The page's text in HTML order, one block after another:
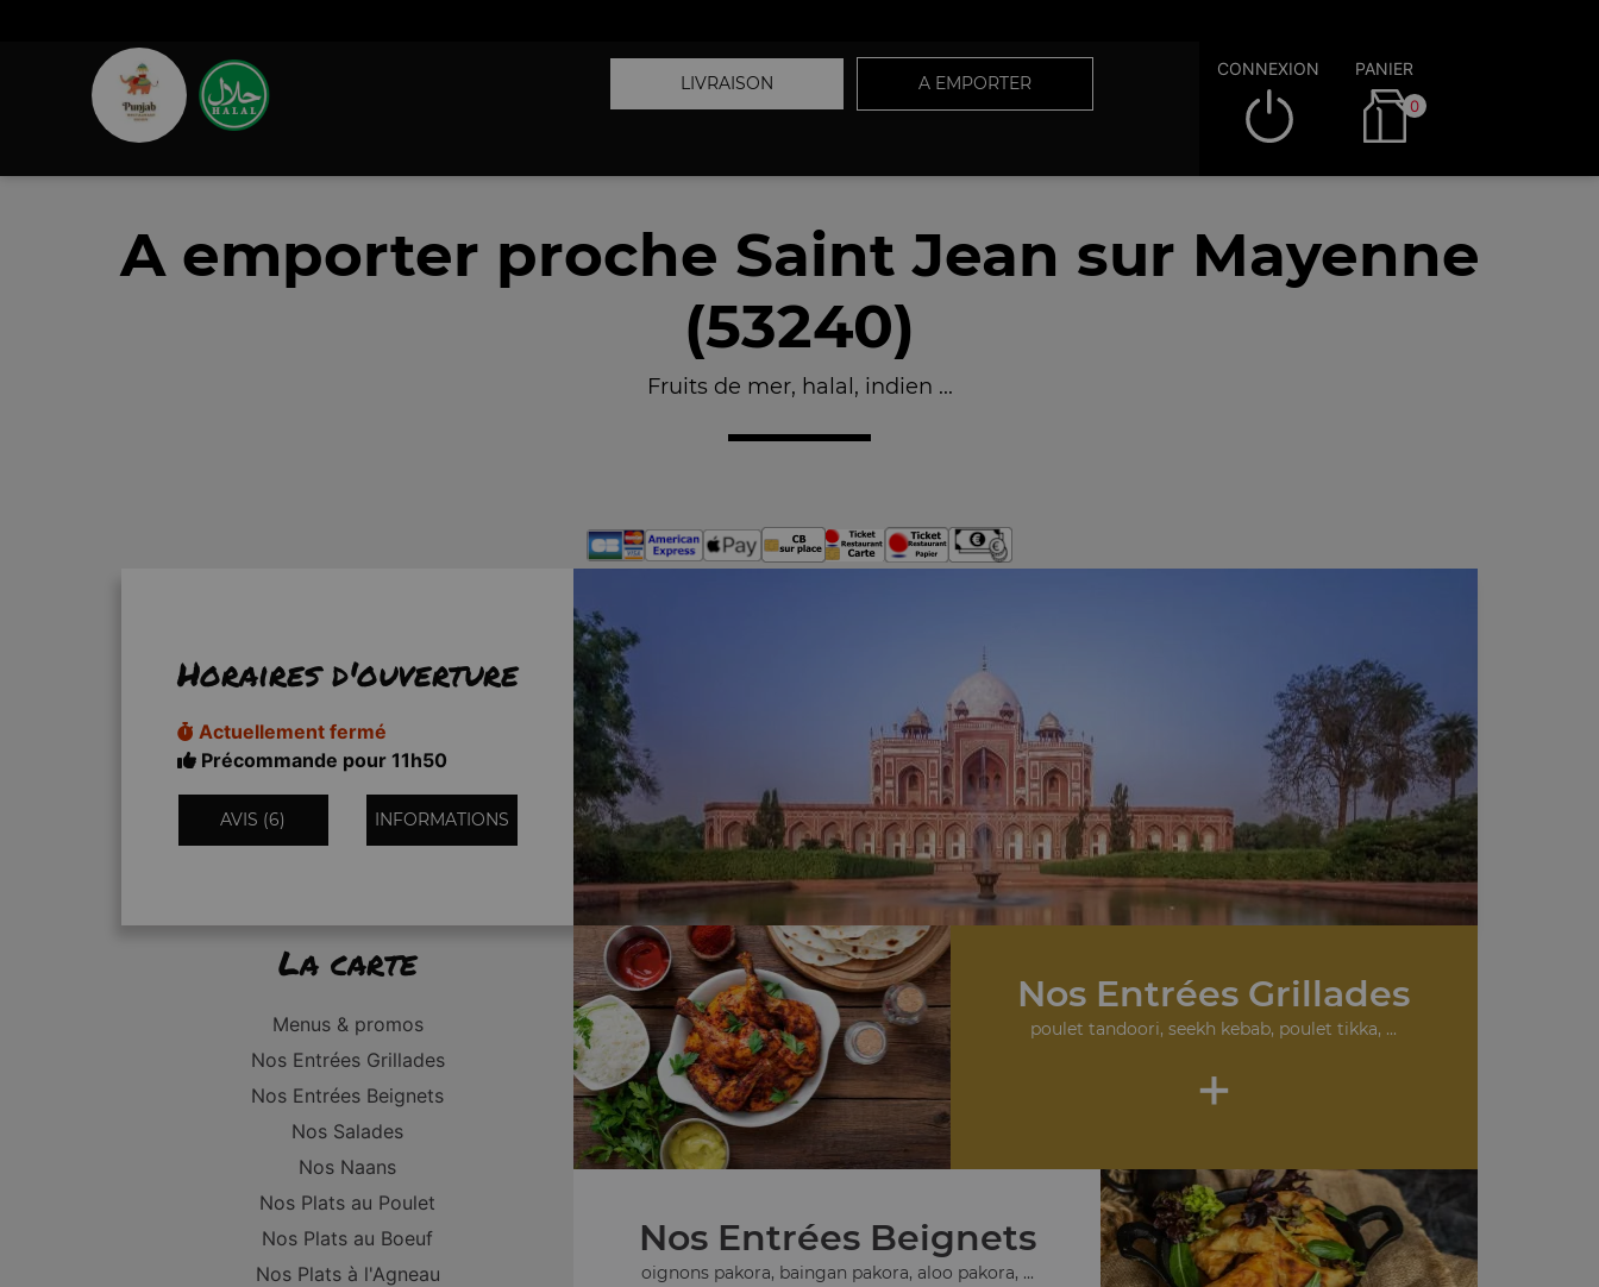
LIVRAISON A EMPORTER
CONNEXION PANIER
0
A emporter proche Saint Jean sur Mayenne
(53240)
Fruits de mer, halal, indien ...
Horaires d'ouverture
Actuellement fermé
Précommande pour 11h50
AVIS (6) INFORMATIONS
La carte
Menus & promos
Nos Entrées Grillades
Nos Entrées Beignets
Nos Salades
Nos Naans
Nos Plats au Poulet
Nos Plats au Boeuf
Nos Plats à l'Agneau
Nos Entrées Grillades
poulet tandoori, seekh kebab, poulet tikka, ...
+
Nos Entrées Beignets
oignons pakora, baingan pakora, aloo pakora, ...